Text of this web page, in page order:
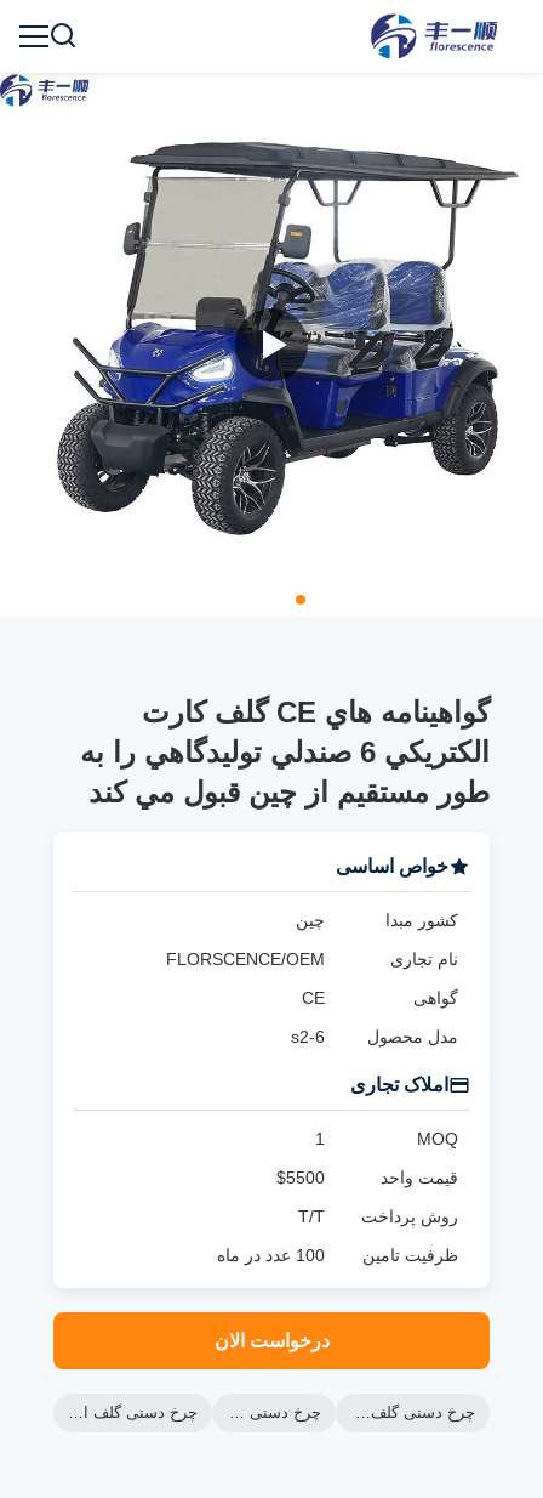
گواهينامه هاي CE گلف کارت
الکتريکي 6 صندلي توليدگاهي را به
طور مستقيم از چين قبول مي کند
خواص اساسی
کشور مبدا
چین
نام تجاری
FLORSCENCE/OEM
گواهی
CE
مدل محصول
s2-6
املاک تجاری
MOQ
1
قیمت واحد
$5500
روش پرداخت
T/T
ظرفیت تامین
100 عدد در ماه
درخواست الان
چرخ دستی گلف ماشین سبز چرخ دستی گلف رنجر چرخ دستی گلف الکتریکی lsv